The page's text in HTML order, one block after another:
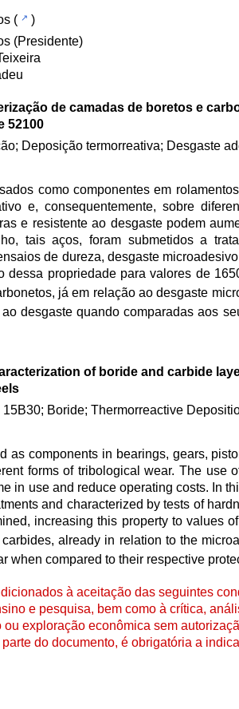
(
)
(Presidente)
de camadas de boretos e
52100
Deposição termorreativa; Desgaste
como componentes em
e, consequentemente, sobre
e resistente ao desgaste podem
tais aços, foram submetidos a
de dureza, desgaste
dessa propriedade para valores de
já em relação ao desgaste
desgaste quando comparadas aos
of boride and carbide
Boride; Thermorreactive
components in bearings, gears,
forms of tribological wear. The use
in use and reduce operating costs. In
and characterized by tests of
increasing this property to values
already in relation to the
when compared to their respective
à aceitação das seguintes
e pesquisa, bem como à crítica,
exploração econômica sem
do documento, é obrigatória a